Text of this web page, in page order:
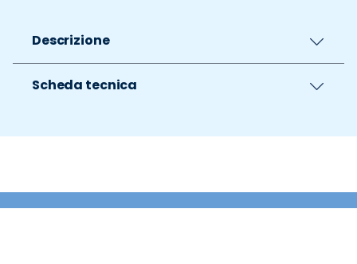
Descrizione
Scheda tecnica